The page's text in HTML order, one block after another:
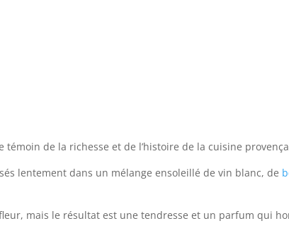
de la richesse et de l’histoire de la cuisine
lentement dans un mélange ensoleillé de vin blanc, de
mais le résultat est une tendresse et un parfum qui